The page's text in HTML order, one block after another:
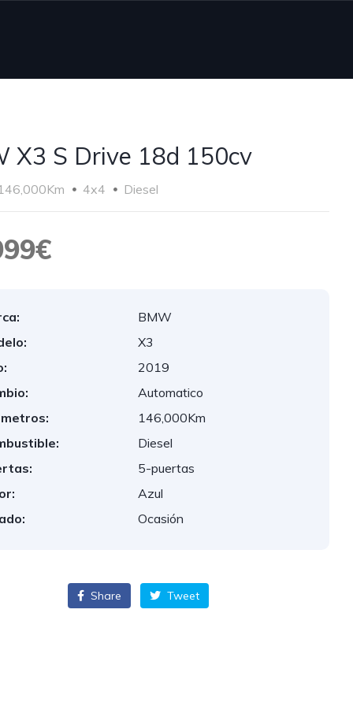
X3 S Drive 18d 150cv
4x4 Diesel
BMW
X3
2019
Automatico
146,000Km
Diesel
5-puertas
Azul
Ocasión
Share Tweet